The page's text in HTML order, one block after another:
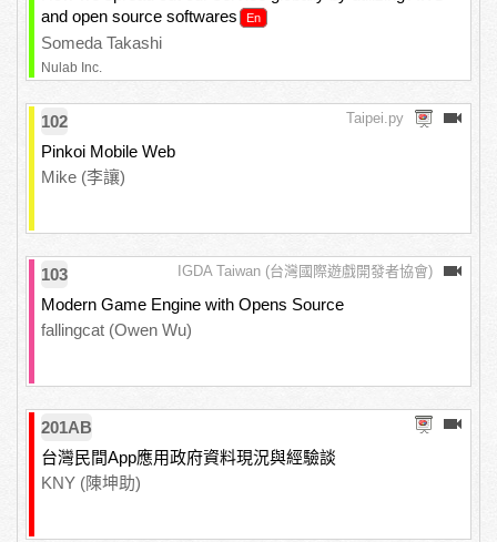
and open source softwares
Someda Takashi
Nulab Inc.
102 Taipei.py
Pinkoi Mobile Web
Mike (李讓)
103 IGDA Taiwan (台灣國際遊戲開發者協會)
Modern Game Engine with Opens Source
fallingcat (Owen Wu)
201AB
台灣民間App應用政府資料現況與經驗談
KNY (陳坤助)